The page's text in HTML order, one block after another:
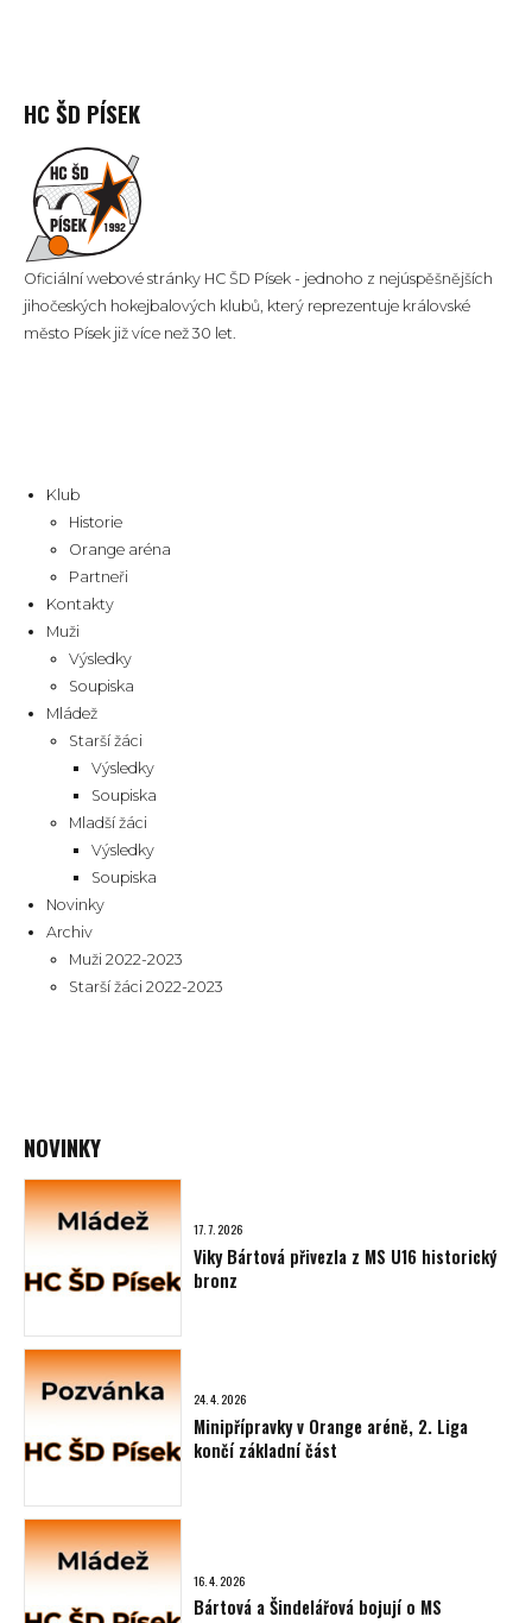
HC ŠD PÍSEK
Oficiální webové stránky HC ŠD Písek - jednoho z nejúspěšnějších
jihočeských hokejbalových klubů, který reprezentuje královské
město Písek již více než 30 let.
Klub
Historie
Orange aréna
Partneři
Kontakty
Muži
Výsledky
Soupiska
Mládež
Starší žáci
Výsledky
Soupiska
Mladší žáci
Výsledky
Soupiska
Novinky
Archiv
Muži 2022-2023
Starší žáci 2022-2023
NOVINKY
17. 7. 2026
Viky Bártová přivezla z MS U16 historický
bronz
24. 4. 2026
Minipřípravky v Orange aréně, 2. Liga
končí základní část
16. 4. 2026
Bártová a Šindelářová bojují o MS